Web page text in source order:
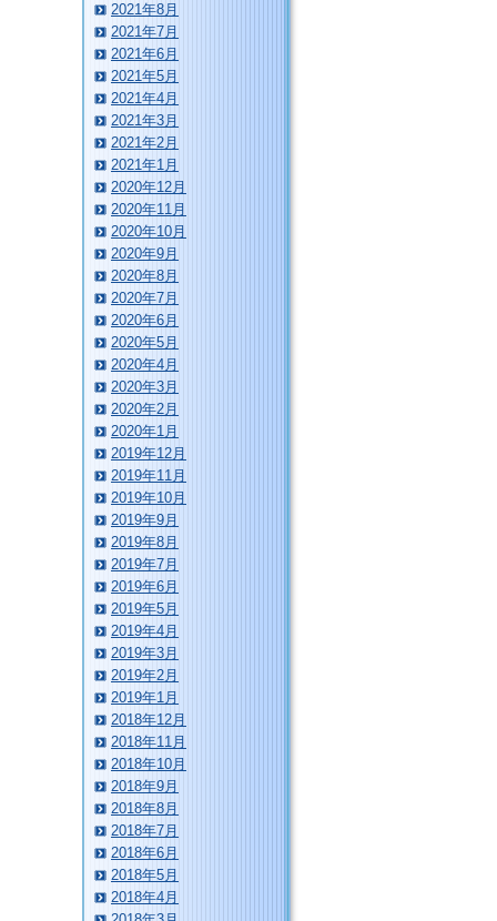
2021年8月
2021年7月
2021年6月
2021年5月
2021年4月
2021年3月
2021年2月
2021年1月
2020年12月
2020年11月
2020年10月
2020年9月
2020年8月
2020年7月
2020年6月
2020年5月
2020年4月
2020年3月
2020年2月
2020年1月
2019年12月
2019年11月
2019年10月
2019年9月
2019年8月
2019年7月
2019年6月
2019年5月
2019年4月
2019年3月
2019年2月
2019年1月
2018年12月
2018年11月
2018年10月
2018年9月
2018年8月
2018年7月
2018年6月
2018年5月
2018年4月